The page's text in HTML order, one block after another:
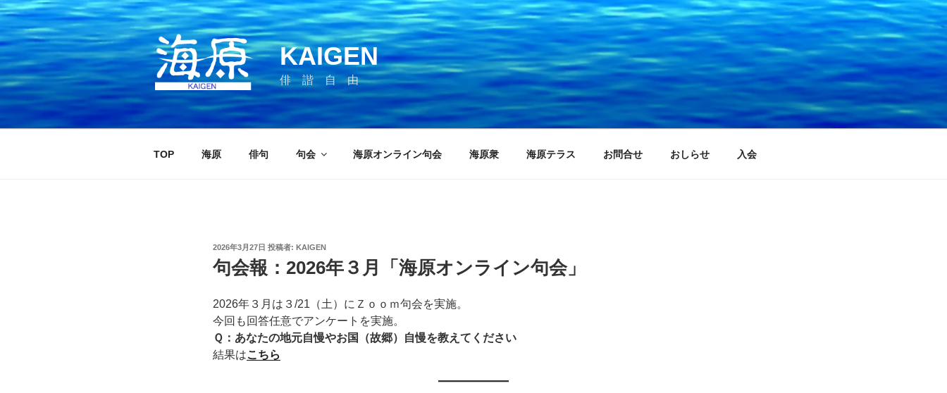
コ
ン
テ
ン
ツ
ス
キ
KAIGEN
俳 諧 自 由
TOP 海原 俳句 句会 海原オンライン句会 海原衆 海原テラス お問合せ おしらせ 入会
投
稿
日:
2026年3月27日 投稿者: KAIGEN
句会報：2026年３月「海原オンライン句会」
2026年３月は３/21（土）にＺｏｏｍ句会を実施。
今回も回答任意でアンケートを実施。
Ｑ：あなたの地元自慢やお国（故郷）自慢を教えてください
結果はこちら